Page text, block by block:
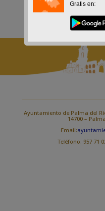
Ayuntamiento de Palma del
14700 –
Email:
Teléfono: 957 71
Gratis en: